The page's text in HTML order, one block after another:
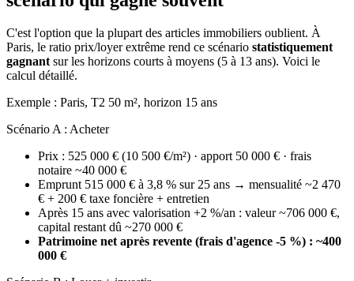
C'est l'option que la plupart des articles immobiliers oublient. À
Paris, le ratio prix/loyer extrême rend ce scénario statistiquement
gagnantsur les horizons courts à moyens (5 à 13 ans). Voici le
calcul détaillé.
Exemple : Paris, T2 50 m², horizon 15 ans
Scénario A : Acheter
Prix : 525 000 € (10 500 €/m²) · apport 50 000 € · frais
notaire ~40 000 €
Emprunt 515 000 € à 3,8 % sur 25 ans → mensualité ~2 470
€ + 200 € taxe foncière + entretien
Après 15 ans avec valorisation +2 %/an : valeur ~706 000 €,
capital restant dû ~270 000 €
Patrimoine net après revente (frais d'agence -5 %) : ~400
000 €